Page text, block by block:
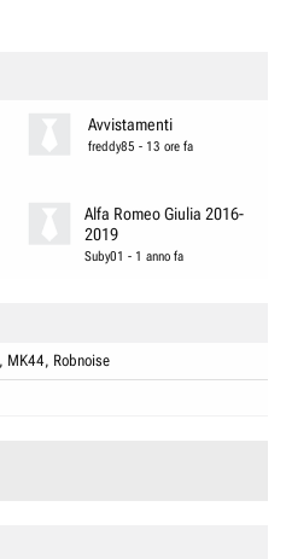
Avvistamenti
freddy85 - 13 ore fa
Alfa Romeo Giulia 2016-
2019
Suby01 - 1 anno fa
MK44 Robnoise